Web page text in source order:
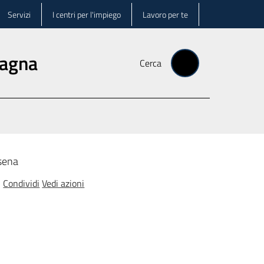
Servizi I centri per l'impiego Lavoro per te
Cerca
Condividi Vedi azioni